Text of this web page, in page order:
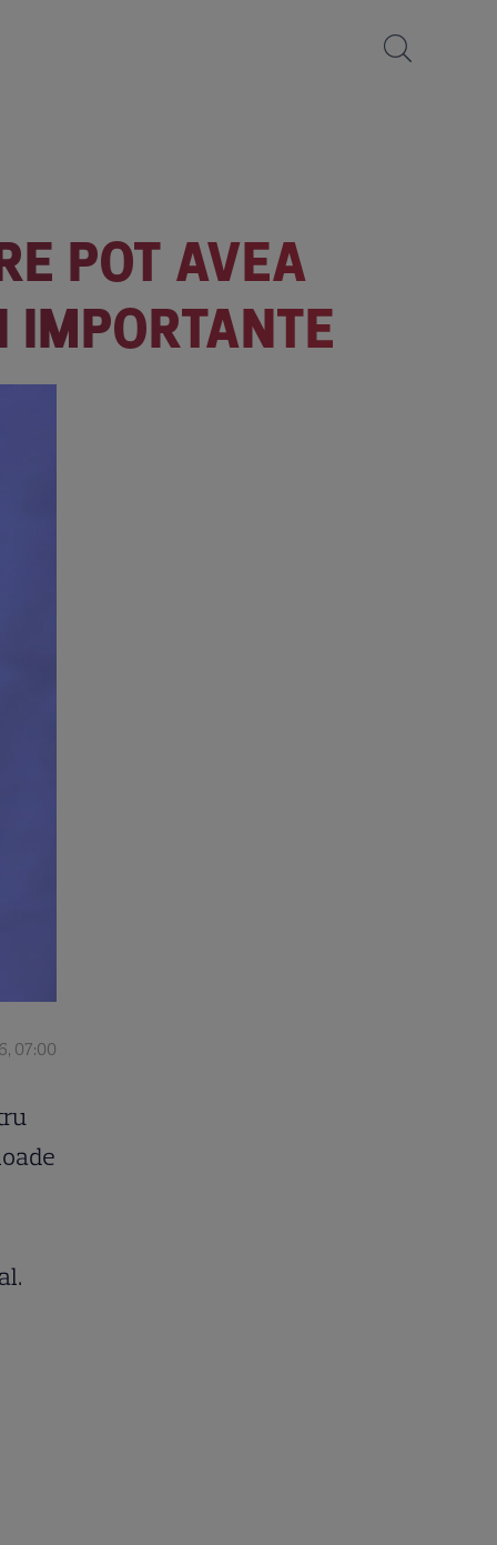
POT AVEA
IMPORTANTE
07:00